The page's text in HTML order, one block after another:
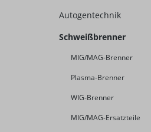
Autogentechnik
Schweißbrenner
MIG/MAG-Brenner
Plasma-Brenner
WIG-Brenner
MIG/MAG-Ersatzteile